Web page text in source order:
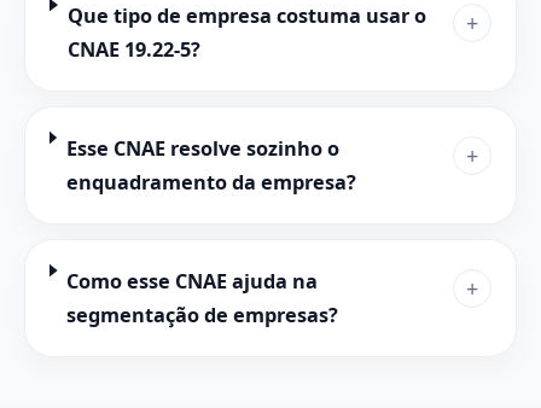
Que tipo de empresa costuma usar o
CNAE 19.22-5?
+
Esse CNAE resolve sozinho o
enquadramento da empresa?
+
Como esse CNAE ajuda na
segmentação de empresas?
+